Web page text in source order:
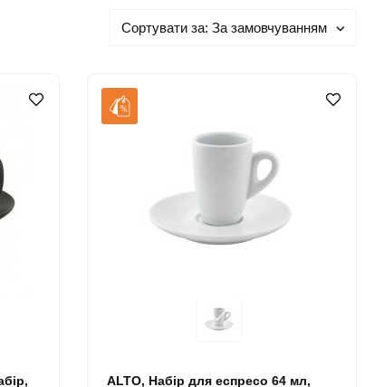
Сортувати за: За замовчуванням
ALTO, Набір для еспресо 64 мл,